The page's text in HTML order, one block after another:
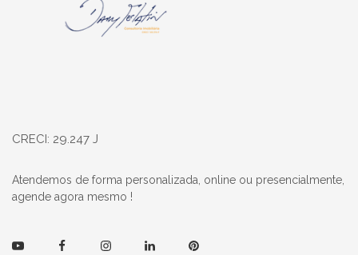
CRECI: 29.247 J
Atendemos de forma personalizada, online ou presencialmente,
agende agora mesmo !
YoutubeFacebookInstagramLinkedinPinterest